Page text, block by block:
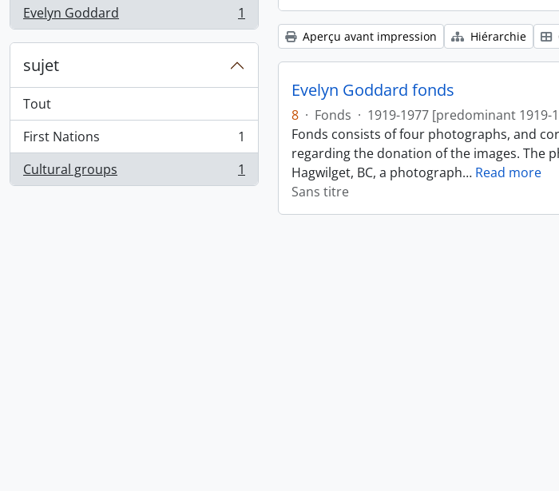
Evelyn Goddard
, 1 résultats 1
sujet
Tout
First Nations
, 1 résultats
1
Cultural groups
, 1 résultats 1
Aperçu avant impression Hiérarchie
Evelyn Goddard fonds
8 · Fonds · 1919-1977 [predominant 1919-
Fonds consists of four photographs, and
regarding the donation of the images. The
Hagwilget, BC, a photograph… Read more
Sans titre